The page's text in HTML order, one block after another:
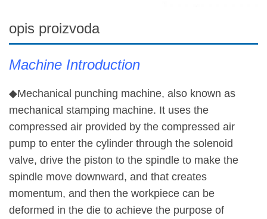
opis proizvoda
Machine Introduction
◆Mechanical punching machine, also known as
mechanical stamping machine. It uses the
compressed air provided by the compressed air
pump to enter the cylinder through the solenoid
valve, drive the piston to the spindle to make the
spindle move downward, and that creates
momentum, and then the workpiece can be
deformed in the die to achieve the purpose of